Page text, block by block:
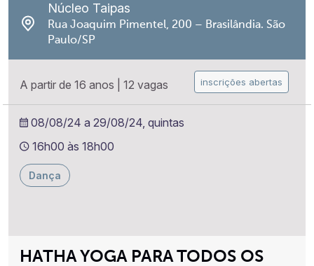
HATHA YOGA PARA TODOS OS
Núcleo Taipas
Rua Joaquim Pimentel, 200 – Brasilândia. São
Paulo/SP
A partir de 16 anos 12 vagas inscrições abertas
08/08/24 a 29/08/24, quintas
16h00 às 18h00
Dança